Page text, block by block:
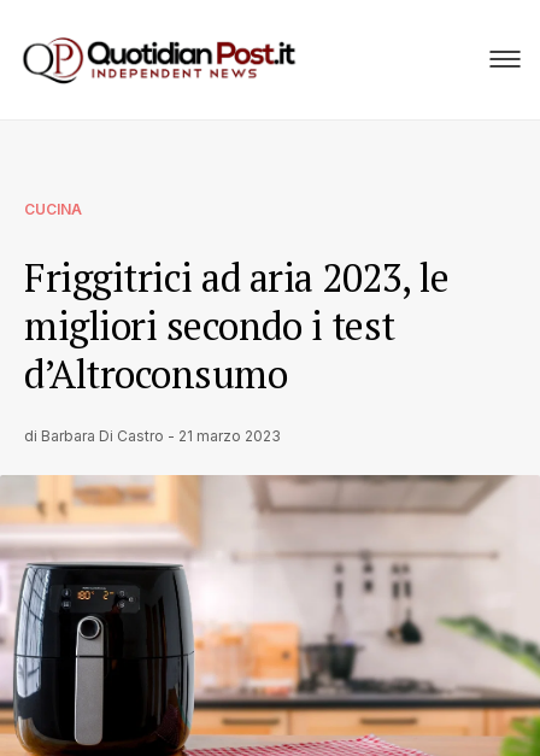
CUCINA
Friggitrici ad aria 2023, le
migliori secondo i test
d’Altroconsumo
di Barbara Di Castro - 21 marzo 2023